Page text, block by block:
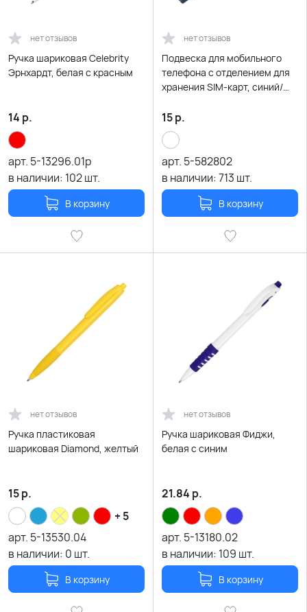
нет отзывов
Ручка шариковая Celebrity
Эрнхардт, белая с красным
14 р.
арт. 5-13296.01р
в наличии: 102шт.
В корзину
нет отзывов
Подвеска для мобильного
телефона с отделением для
хранения SIM-карт, синий/
15р.
арт. 5-582802
в наличии:713 шт.
В корзину
нет отзывов
Ручка пластиковая
шариковая Diamond, желтый
15р.
+ 5
арт. 5-13530.04
в наличии: 0 шт.
В корзину
нет отзывов
Ручка шариковая Фиджи,
белая с синим
21.84 р.
арт. 5-13180.02
в наличии: 109 шт.
В корзину